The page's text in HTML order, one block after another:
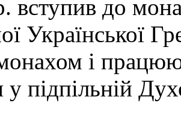
вступив до
Української
і
у підпільній